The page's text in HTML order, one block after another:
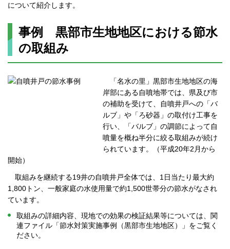
について紹介します。
事例 黒部市生地地区における節水
の取組み
「名水の里」黒部市生地地区の海
岸部にある自噴地帯では、県及び市
の補助を受けて、自噴井戸への「バ
ルブ」や「ろ砂器」の取付け工事を
行い、「バルブ」の調節によって自
噴量を概ね半分に絞る取組みが続け
られています。（平成20年2月から
開始）
取組みを継続する19井の自噴井戸全体では、1日当たり最大約
1,800トン、一般家庭の水使用量で約1,500世帯分の節水がなされ
ています。
取組みの詳細内容、現地での効果の検証結果等については、関
連ファイル「節水対策実施事例（黒部市生地地区）」をご覧く
ださい。